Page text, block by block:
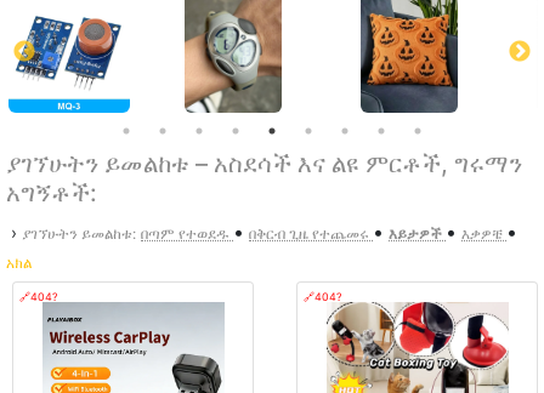
ያገኘሁትን ይመልከቱ – አስደሳች እና ልዩ ምርቶች, ግሩማን
አግኝቶች:
› ያገኘሁትን ይመልከቱ: በጣም የተወደዱ • በቅርብ ጊዜ የተጨመሩ • እይታዎች • እቃዎቼ •
አክል
🔗404? 🔗404?